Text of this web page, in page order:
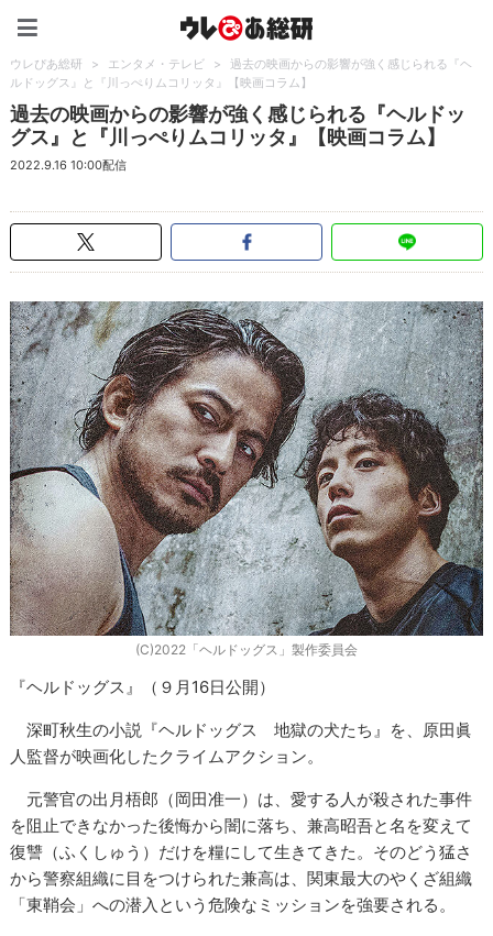
ウレぴあ総研 > エンタメ・テレビ >
過去の映画からの影響が強く感じられる『ヘ
ルドッグス』と『川っぺりムコリッタ』【映画コラム】
過去の映画からの影響が強く感じられる『ヘルドッ
グス』と『川っぺりムコリッタ』【映画コラム】
2022.9.16 10:00配信
(C)2022「ヘルドッグス」製作委員会
『ヘルドッグス』（９月16日公開）
深町秋生の小説『ヘルドッグス 地獄の犬たち』を、原田眞
人監督が映画化したクライムアクション。
元警官の出月梧郎（岡田准一）は、愛する人が殺された事件
を阻止できなかった後悔から闇に落ち、兼高昭吾と名を変えて
復讐（ふくしゅう）だけを糧にして生きてきた。そのどう猛さ
から警察組織に目をつけられた兼高は、関東最大のやくざ組織
「東鞘会」への潜入という危険なミッションを強要される。